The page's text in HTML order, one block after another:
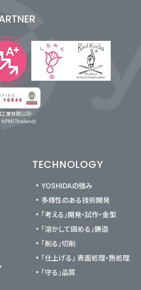
業有限公司・
TECHNOLOGY
YOSHIDAの強み
多様性のある技術開発
「考える」開発・試作・金型
「溶かして固める」鋳造
「削る」切削
「仕上げる」 表面処理・熱処理
「守る」品質